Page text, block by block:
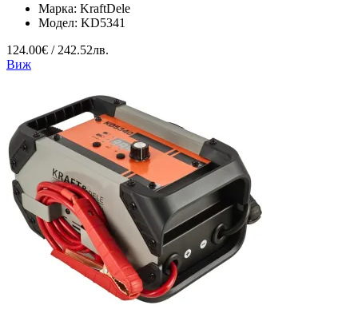
Марка: KraftDele
Модел: KD5341
124.00€ / 242.52лв.
Виж